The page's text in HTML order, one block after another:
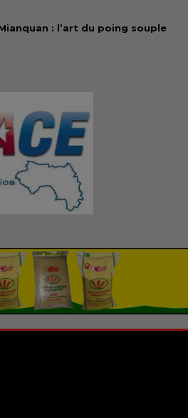
: l’art du poing souple